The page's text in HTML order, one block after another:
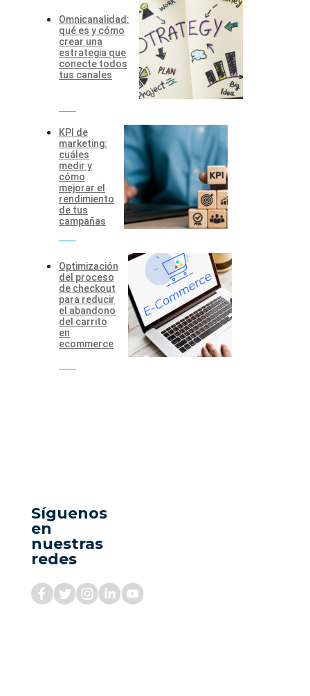
Omnicanalidad:
qué es y cómo
crear una
estrategia que
conecte todos
tus canales
KPI de
marketing:
cuáles
medir y
cómo
mejorar el
rendimiento
de tus
campañas
Optimización
del proceso
de checkout
para reducir
el abandono
del carrito
en
ecommerce
Síguenos
en
nuestras
redes